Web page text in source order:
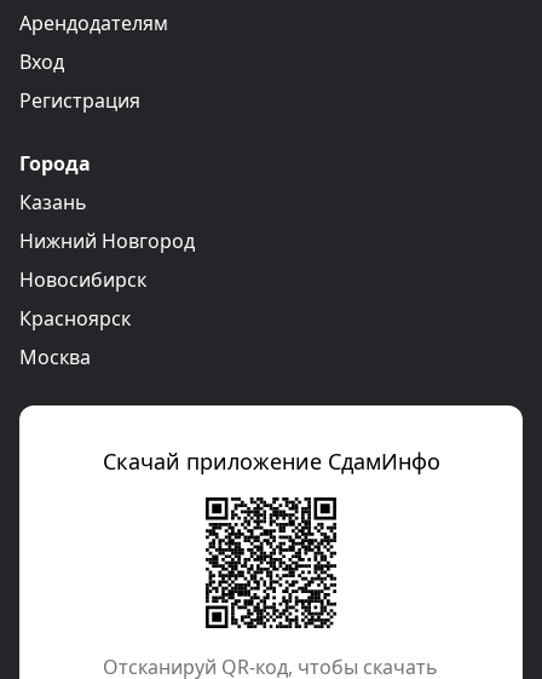
Арендодателям
Вход
Регистрация
Города
Казань
Нижний Новгород
Новосибирск
Красноярск
Москва
Скачай приложение СдамИнфо
Отcканируй QR-код, чтобы скачать